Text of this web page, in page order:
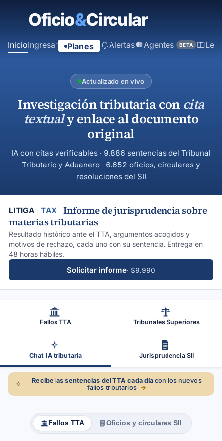
principal
InicioIngresar Planes Alertas Agentes BETA
Actualizado en vivo
Investigación tributaria con cita
textualy enlace al documento
original
IA con citas verificables · 9.886 sentencias del Tribunal
Tributario y Aduanero · 6.652 oficios, circulares y
resoluciones del SII
LITIGA TAX
Informe de jurisprudencia sobre
materias tributarias
Resultado histórico ante el TTA, argumentos acogidos y
motivos de rechazo, cada uno con su sentencia. Entrega en
48 horas hábiles.
Solicitar informe· $9.990
Fallos TTA Tribunales Superiores
Chat IA tributaria Jurisprudencia SII
Recibe las sentencias del TTA cada día con los nuevos
fallos tributarios →
Fallos TTA Oficios y circulares SII